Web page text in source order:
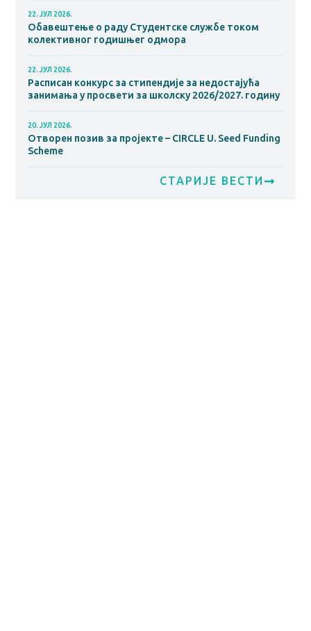
22. ЈУЛ 2026.
Обавештење о раду Студентске службе током
колективног годишњег одмора
22. ЈУЛ 2026.
Расписан конкурс за стипендије за недостајућа
занимања у просвети за школску 2026/2027. годину
20. ЈУЛ 2026.
Отворен позив за пројекте – CIRCLE U. Seed Funding
Scheme
СТАРИЈЕ ВЕСТИ